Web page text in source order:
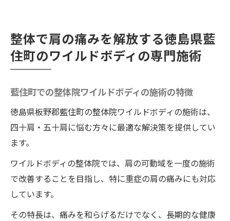
施術前後の違いを実感
重症者歓迎の確かな理由
四十肩五十肩にさよなら整体院ワイルドボディ
の施術で肩の可動域を広げる方法
四十肩・五十肩とは
可動域を広げるポイント
施術後のリハビリ方法
整体後の生活習慣の改善
肩の健康を保つためのアドバイス
整体で肩の痛みを解放する徳島県藍
住町のワイルドボディの専門施術
藍住町での整体院ワイルドボディの施術の特徴
徳島県板野郡藍住町の整体院ワイルドボディの施術は、
四十肩・五十肩に悩む方々に最適な解決策を提供してい
ます。
ワイルドボディの整体院では、肩の可動域を一度の施術
で改善することを目指し、特に重症の肩の痛みにも対応
しています。
その特長は、痛みを和らげるだけでなく、長期的な健康